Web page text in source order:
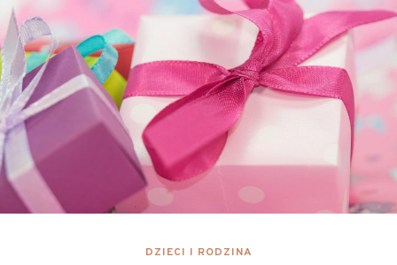
DZIECI I RODZINA